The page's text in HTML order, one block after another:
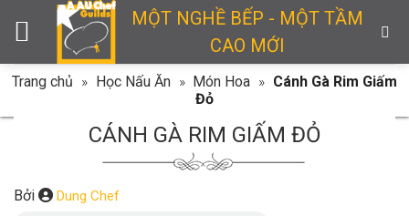
MỘT NGHỀ BẾP - MỘT TẦM
CAO MỚI
Trang chủ » Học Nấu Ăn » Món Hoa » Cánh Gà Rim Giấm
Đỏ
CÁNH GÀ RIM GIẤM ĐỎ
Bởi Dung Chef